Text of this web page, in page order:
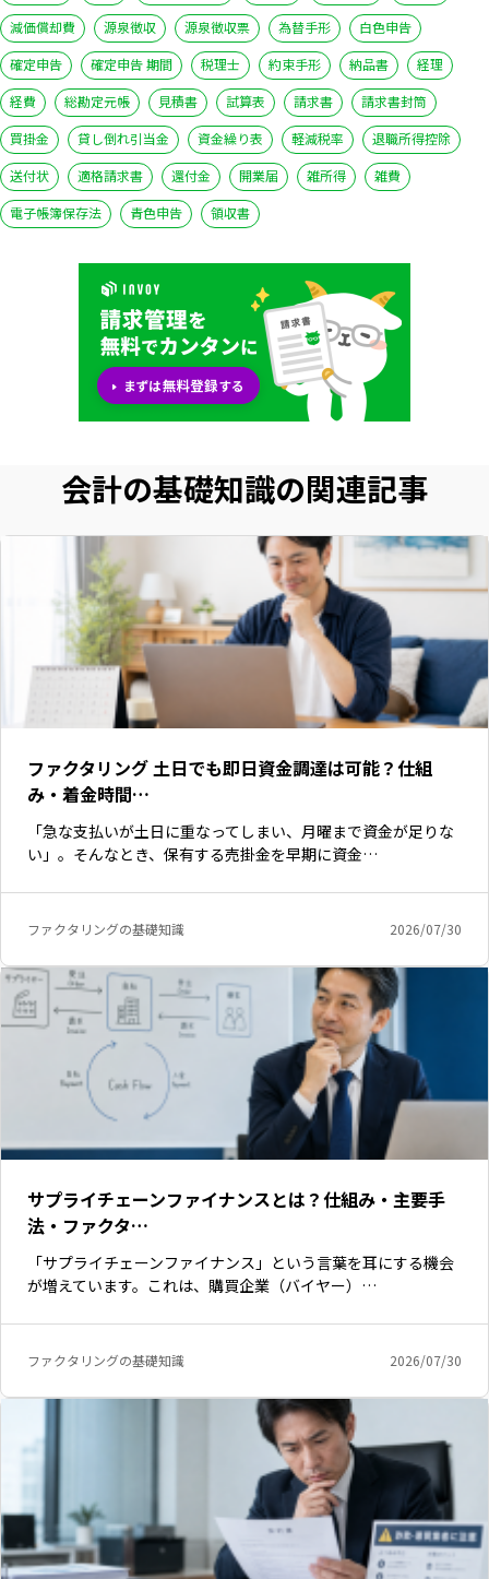
減価償却費
源泉徴収 源泉徴収票 為替手形
白色申告
確定申告
確定申告 期間 税理士 約束手形 納品書
経理
経費
総勘定元帳 見積書 試算表 請求書
請求書封筒
買掛金
貸し倒れ引当金 資金繰り表 軽減税率
退職所得控除
送付状
適格請求書 還付金 開業届 雑所得
雑費
電子帳簿保存法
青色申告 領収書
会計の基礎知識の関連記事
ファクタリング 土日でも即日資金調達は可能？仕組
み・着金時間…
「急な支払いが土日に重なってしまい、月曜まで資金が足りな
い」。そんなとき、保有する売掛金を早期に資金…
ファクタリングの基礎知識 2026/07/30
サプライチェーンファイナンスとは？仕組み・主要手
法・ファクタ…
「サプライチェーンファイナンス」という言葉を耳にする機会
が増えています。これは、購買企業（バイヤー）…
ファクタリングの基礎知識 2026/07/30